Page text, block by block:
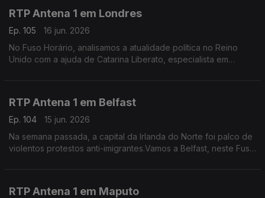
RTP Antena 1 em Londres
Ep. 105
16 jun. 2026
No Fuso Horário, analisamos a atualidade política no Reino
Unido com a ajuda de Catarina Liberato, especialista em
RTP Antena 1 em Belfast
Ep. 104
15 jun. 2026
Na semana passada, a capital da Irlanda do Norte foi palco de
violentos protestos anti-imigrantes.Vamos a Belfast, neste Fuso
RTP Antena 1 em Maputo